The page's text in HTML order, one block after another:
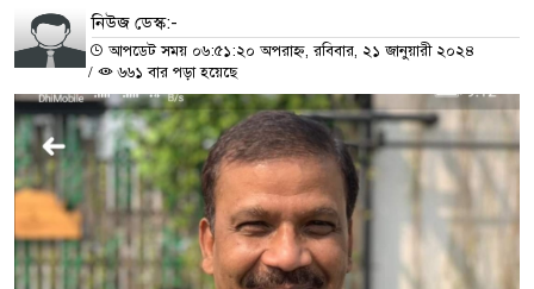
নিউজ ডেস্ক:-
আপডেট সময় ০৬:৫১:২০ অপরাহ্ন, রবিবার, ২১ জানুয়ারী ২০২৪
/
৬৬১ বার পড়া হয়েছে